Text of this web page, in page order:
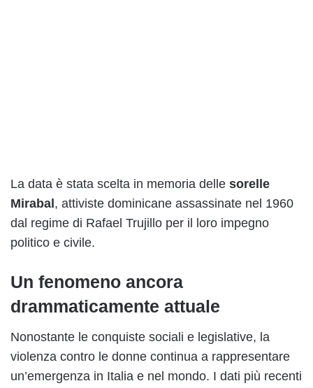
La data è stata scelta in memoria delle sorelle
Mirabal, attiviste dominicane assassinate nel 1960
dal regime di Rafael Trujillo per il loro impegno
politico e civile.
Un fenomeno ancora
drammaticamente attuale
Nonostante le conquiste sociali e legislative, la
violenza contro le donne continua a rappresentare
un’emergenza in Italia e nel mondo. I dati più recenti